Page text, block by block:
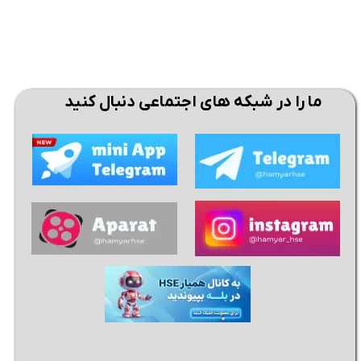
ما را در شبکه های اجتماعی دنبال کنید